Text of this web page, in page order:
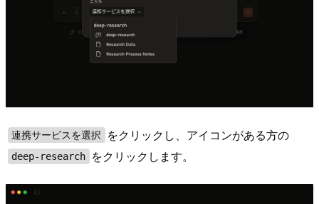
連携サービスを選択 をクリックし、アイコンがある方の
deep-research をクリックします。